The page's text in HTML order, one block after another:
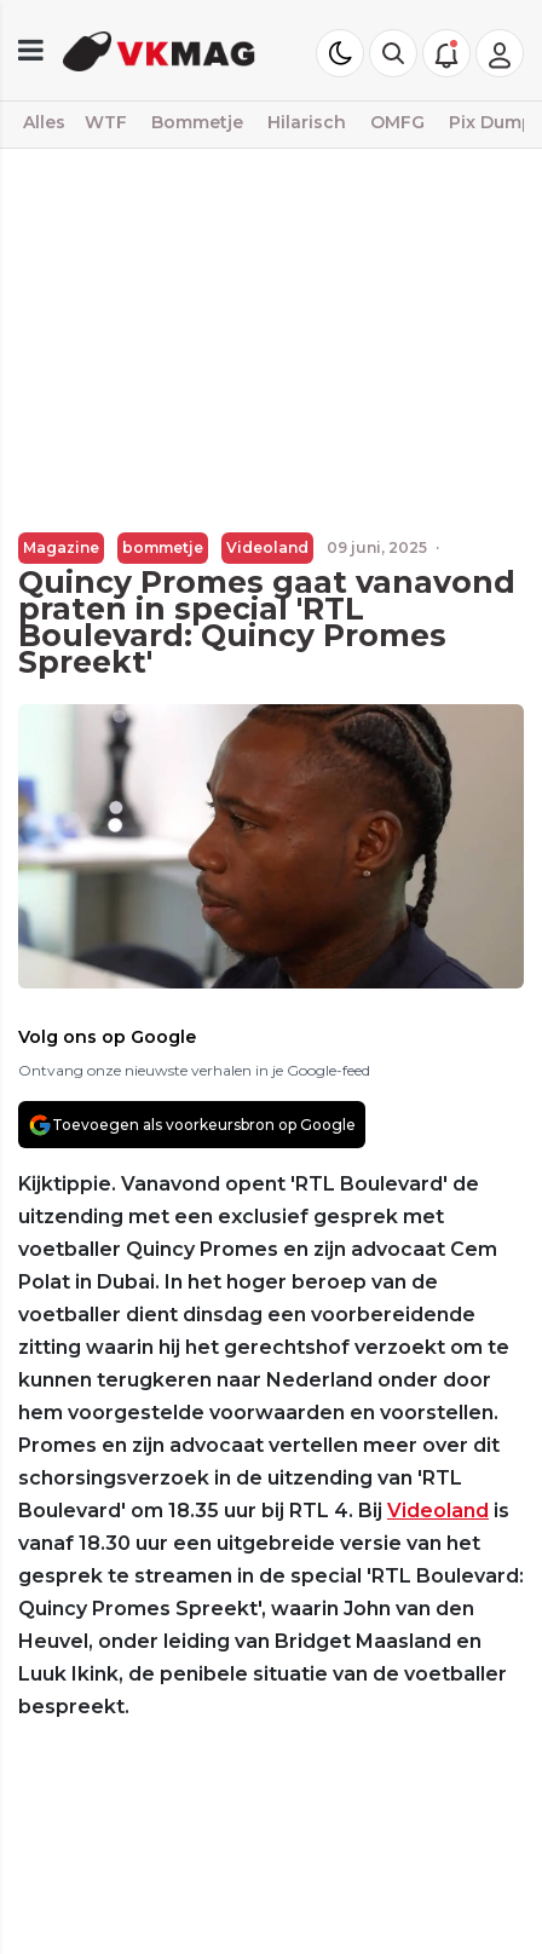
Alles WTF Bommetje Hilarisch OMFG Pix Dump
Magazine bommetje Videoland 09 juni, 2025 ·
Quincy Promes gaat vanavond
praten in special 'RTL
Boulevard: Quincy Promes
Spreekt'
Volg ons op Google
Ontvang onze nieuwste verhalen in je Google-feed
Toevoegen als voorkeursbron op Google
Kijktippie. Vanavond opent 'RTL Boulevard' de
uitzending met een exclusief gesprek met
voetballer Quincy Promes en zijn advocaat Cem
Polat in Dubai. In het hoger beroep van de
voetballer dient dinsdag een voorbereidende
zitting waarin hij het gerechtshof verzoekt om te
kunnen terugkeren naar Nederland onder door
hem voorgestelde voorwaarden en voorstellen.
Promes en zijn advocaat vertellen meer over dit
schorsingsverzoek in de uitzending van 'RTL
Boulevard' om 18.35 uur bij RTL 4. Bij Videoland is
vanaf 18.30 uur een uitgebreide versie van het
gesprek te streamen in de special 'RTL Boulevard:
Quincy Promes Spreekt', waarin John van den
Heuvel, onder leiding van Bridget Maasland en
Luuk Ikink, de penibele situatie van de voetballer
bespreekt.